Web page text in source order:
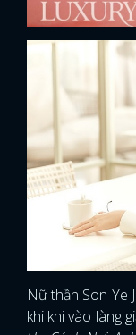
Nữ thần Son Ye
khi khi vào làng